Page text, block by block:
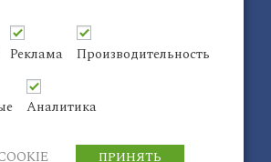
info@astrodata.lv
Copyrite © 2021 | Designed by
| Chart by
Реклама Производительность
Аналитика
ПРИНЯТЬ